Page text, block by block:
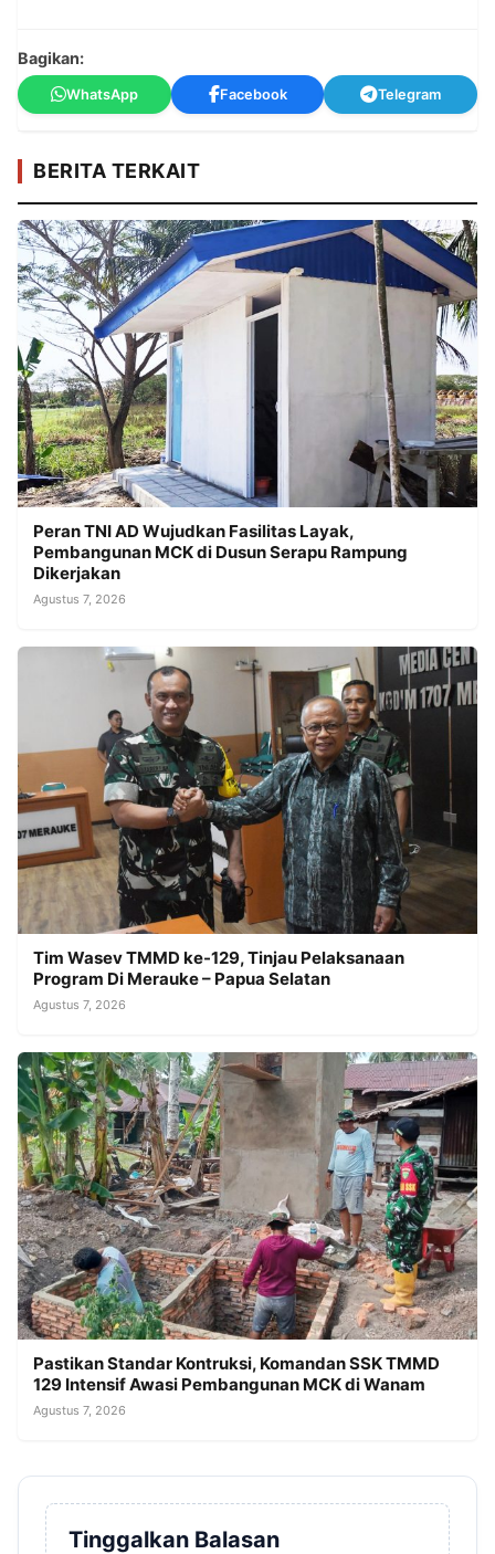
Bagikan:
WhatsApp Facebook Telegram
BERITA TERKAIT
Peran TNI AD Wujudkan Fasilitas Layak,
Pembangunan MCK di Dusun Serapu Rampung
Dikerjakan
Agustus 7, 2026
Tim Wasev TMMD ke-129, Tinjau Pelaksanaan
Program Di Merauke – Papua Selatan
Agustus 7, 2026
Pastikan Standar Kontruksi, Komandan SSK TMMD
129 Intensif Awasi Pembangunan MCK di Wanam
Agustus 7, 2026
Tinggalkan Balasan